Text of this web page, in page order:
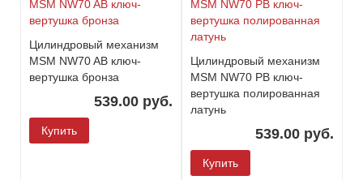
Цилиндровый механизм
MSM NW70 AB ключ-
вертушка бронза
539.00 руб.
Купить
Цилиндровый механизм
MSM NW70 PB ключ-
вертушка полированная
латунь
539.00 руб.
Купить